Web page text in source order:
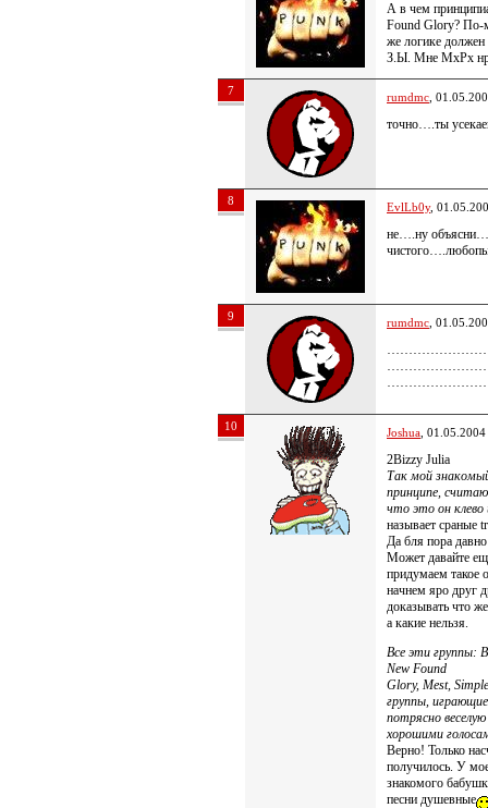
А в чем
Found Glory? По-
же логике
З.Ы. Мне МхРх
7 rumdmc ,
точно….ты
8 EvlLb0y,
не….ну
9 rumdmc ,
10 Joshua ,
2Bizzy Julia
Так мой
принципе,
что это он клево
называет сраные
Да бля пора
Может давайте
придумаем такое
начнем яро друг
доказывать что
а какие нельзя.
Все эти группы:
New Found
Glory, Mest,
группы, играющие
потрясно
хорошими
Верно! Только
получилось. У
знакомого
песни душевные